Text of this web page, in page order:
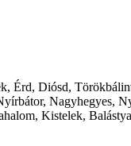
Érd, Diósd,
Kistelek,